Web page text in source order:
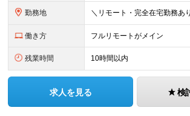
勤務地
働き方 フルリモートがメイン
残業時間 10時間以内
求人を見る 検